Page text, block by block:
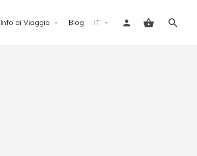
Info di Viaggio Blog IT
Accedi